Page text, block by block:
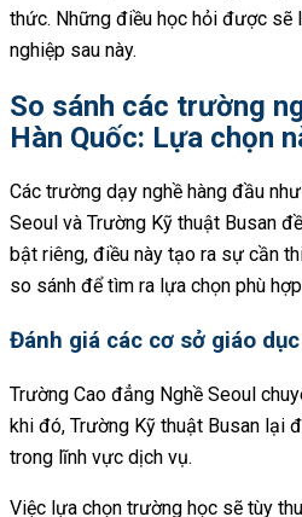
thức. Những điều học hỏi được sẽ
nghiệp sau này.
So sánh các trường
Hàn Quốc: Lựa chọn
Các trường dạy nghề hàng đầu
Seoul và Trường Kỹ thuật Busan
bật riêng, điều này tạo ra sự cần
so sánh để tìm ra lựa chọn phù
Đánh giá các cơ sở giáo
Trường Cao đẳng Nghề Seoul
khi đó, Trường Kỹ thuật Busan lại
trong lĩnh vực dịch vụ.
Việc lựa chọn trường học sẽ tùy